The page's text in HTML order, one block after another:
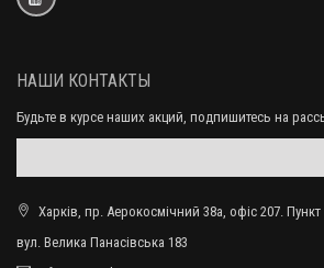
НАШИ КОНТАКТЫ
Будьте в курсе наших акций, подпишитесь на
Харків, пр. Аерокосмічний 38а, офіс 207. Пункт
вул. Велика Панасівська 183